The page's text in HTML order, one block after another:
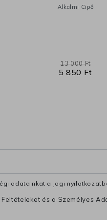
Alkalmi Cipő
5 850 Ft
13 000 Ft
adatainkat a jogi
és a Személyes